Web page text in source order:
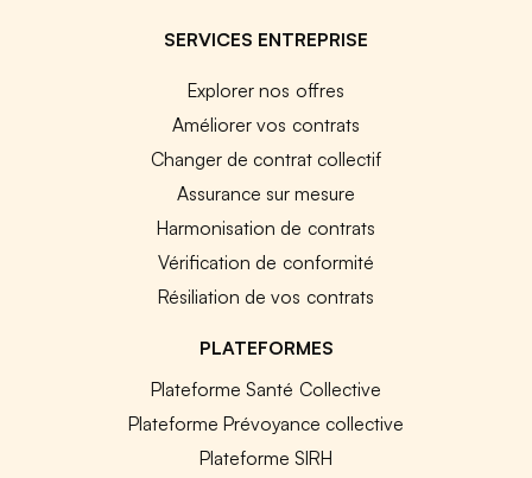
SERVICES ENTREPRISE
Explorer nos offres
Améliorer vos contrats
Changer de contrat collectif
Assurance sur mesure
Harmonisation de contrats
Vérification de conformité
Résiliation de vos contrats
PLATEFORMES
Plateforme Santé Collective
Plateforme Prévoyance collective
Plateforme SIRH